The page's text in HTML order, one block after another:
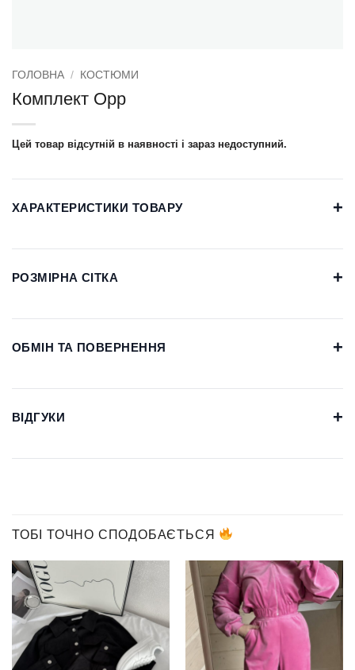
ГОЛОВНА / КОСТЮМИ
Комплект Opp
Цей товар відсутній в наявності і зараз недоступний.
ХАРАКТЕРИСТИКИ ТОВАРУ +
РОЗМІРНА СІТКА +
ОБМІН ТА ПОВЕРНЕННЯ +
ВІДГУКИ +
ТОБІ ТОЧНО СПОДОБАЄТЬСЯ